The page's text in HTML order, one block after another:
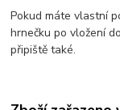
Pokud máte vlastní
hrnečku po vložení
připiště také.